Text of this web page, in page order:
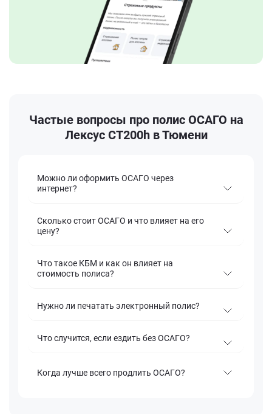
Частые вопросы про полис ОСАГО на
Лексус CT200h в Тюмени
Можно ли оформить ОСАГО через
интернет?
Сколько стоит ОСАГО и что влияет на его
цену?
Что такое КБМ и как он влияет на
стоимость полиса?
Нужно ли печатать электронный полис?
Что случится, если ездить без ОСАГО?
Когда лучше всего продлить ОСАГО?